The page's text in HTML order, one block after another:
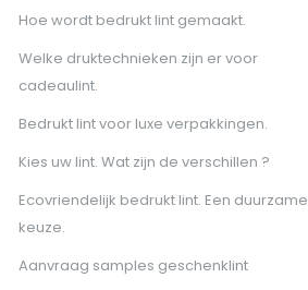
Hoe wordt bedrukt lint gemaakt.
Welke druktechnieken zijn er voor
cadeaulint.
Bedrukt lint voor luxe verpakkingen.
Kies uw lint. Wat zijn de verschillen ?
Ecovriendelijk bedrukt lint. Een duurzame
keuze.
Aanvraag samples geschenklint